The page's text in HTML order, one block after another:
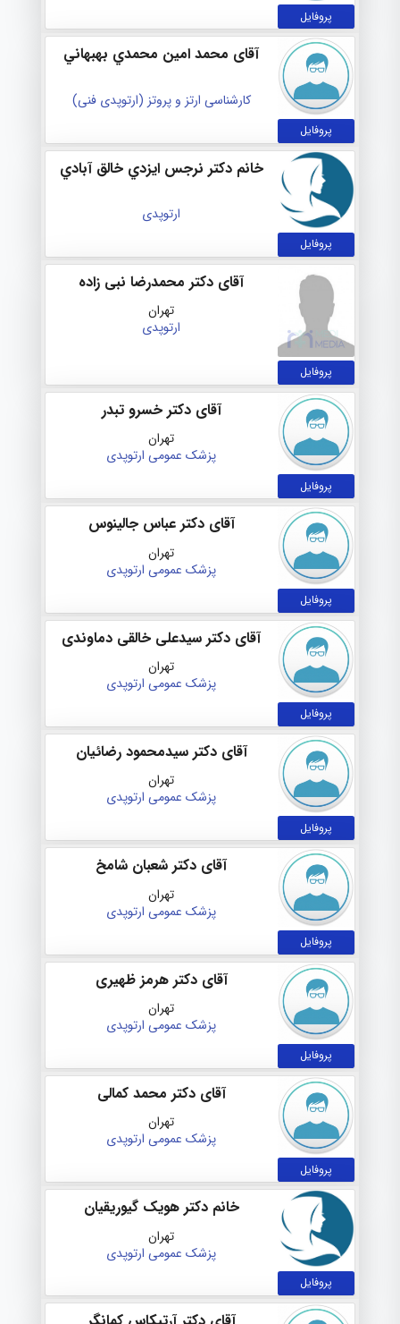
پروفایل
پروفایل
آقای محمد امين محمدي بهبهاني
کارشناسی ارتز و پروتز (ارتوپدی فنی)
پروفایل
خانم دکتر نرجس ايزدي خالق آبادي
ارتوپدی
پروفایل
آقای دکتر محمدرضا نبی زاده
تهران
ارتوپدی
پروفایل
آقای دکتر خسرو تبدر
تهران
پزشک عمومی ارتوپدی
پروفایل
آقای دکتر عباس جالینوس
تهران
پزشک عمومی ارتوپدی
پروفایل
آقای دکتر سیدعلی خالقی دماوندی
تهران
پزشک عمومی ارتوپدی
پروفایل
آقای دکتر سیدمحمود رضائیان
تهران
پزشک عمومی ارتوپدی
پروفایل
آقای دکتر شعبان شامخ
تهران
پزشک عمومی ارتوپدی
پروفایل
آقای دکتر هرمز ظهیری
تهران
پزشک عمومی ارتوپدی
پروفایل
آقای دکتر محمد کمالی
تهران
پزشک عمومی ارتوپدی
پروفایل
خانم دکتر هویک گیوریقیان
تهران
پزشک عمومی ارتوپدی